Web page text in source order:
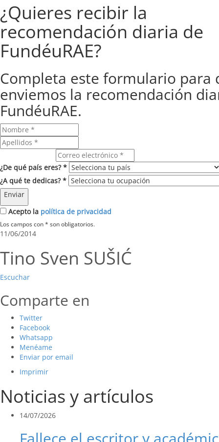
¿Quieres recibir la
recomendación diaria de
FundéuRAE?
Completa este formulario para
enviemos la recomendación
FundéuRAE.
¿De qué país eres? *
¿A qué te dedicas? *
Enviar
Acepto la política de privacidad
Los campos con * son obligatorios.
11/06/2014
Tino Sven SUŠIĆ
Escuchar
Comparte en
Twitter
Facebook
Whatsapp
Menéame
Enviar por email
Imprimir
Noticias y artículos
14/07/2026